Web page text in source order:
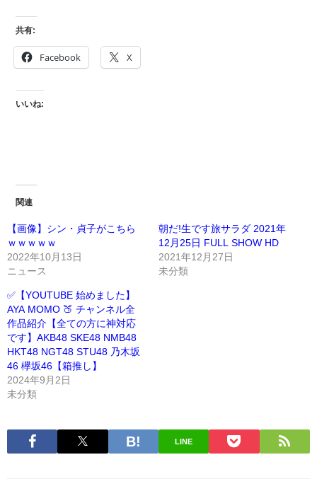
共有:
Facebook X
いいね:
関連
【画像】シン・貞子がこちら
ｗｗｗｗｗ
2022年10月13日
ニュース
朝だ!生です旅サラダ 2021年
12月25日 FULL SHOW HD
2021年12月27日
未分類
✅【YOUTUBE 始めました】
AYA MOMO 🍑 チャンネル全
作品紹介【全ての方に神対応
です】AKB48 SKE48 NMB48
HKT48 NGT48 STU48 乃木坂
46 欅坂46【箱推し】
2024年9月2日
未分類
LINE